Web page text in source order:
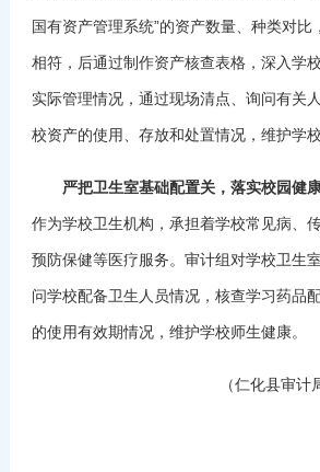
国有资产管理系统”的资产数量、种类对比
相符，后通过制作资产核查表格，深入学
实际管理情况，通过现场清点、询问有关
校资产的使用、存放和处置情况，维护学
严把卫生室基础配置关，落实校园健康
作为学校卫生机构，承担着学校常见病、
预防保健等医疗服务。审计组对学校卫生
问学校配备卫生人员情况，核查学习药品
的使用有效期情况，维护学校师生健康。
（仁化县审